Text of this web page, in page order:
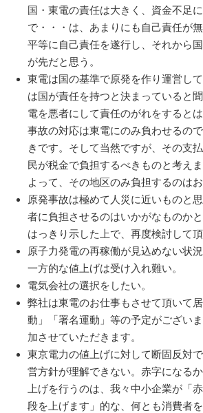
国・東電の責任は大きく、資金不足
で・・・は、あまりにも自己責任が
平等に自己責任を遂行し、それから
が先だと思う。
東電は国の基準で原発を作り運営し
は国が責任を持つと決まっていると
電を悪者にして責任のがれをすると
事故の対応は東電にのみ負わせるの
きです。そして当然ですが、その支
民が税金で負担するべきものと考え
よって、その地区のみ負担するのは
原発事故は極めて人災に近いものと
者に負担させるのはいかがなものか
はっきり示した上で、再度検討して頂
原子力発電の再稼働が見込めない状
一方的な値上げは受け入れ難い。
電気会社の選択をしたい。
弊社は東電のお仕事もさせて頂いて
動」「署名運動」等の予定がござい
加させていただきます。
東京電力の値上げに対して断固反対
営方針が理解できない。赤字になる
上げを行うのは、我々中小企業が「
段を上げます」的な、何とも消費者